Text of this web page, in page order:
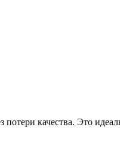
потери качества. Это